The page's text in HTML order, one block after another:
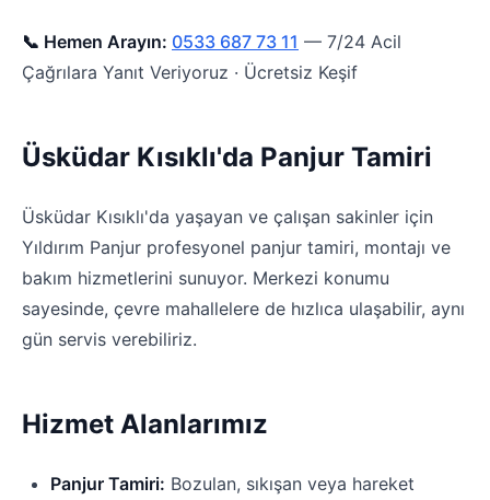
📞 Hemen Arayın: 0533 687 73 11 — 7/24 Acil
Çağrılara Yanıt Veriyoruz · Ücretsiz Keşif
Üsküdar Kısıklı'da Panjur Tamiri
Üsküdar Kısıklı'da yaşayan ve çalışan sakinler için
Yıldırım Panjur profesyonel panjur tamiri, montajı ve
bakım hizmetlerini sunuyor. Merkezi konumu
sayesinde, çevre mahallelere de hızlıca ulaşabilir, aynı
gün servis verebiliriz.
Hizmet Alanlarımız
Panjur Tamiri: Bozulan, sıkışan veya hareket